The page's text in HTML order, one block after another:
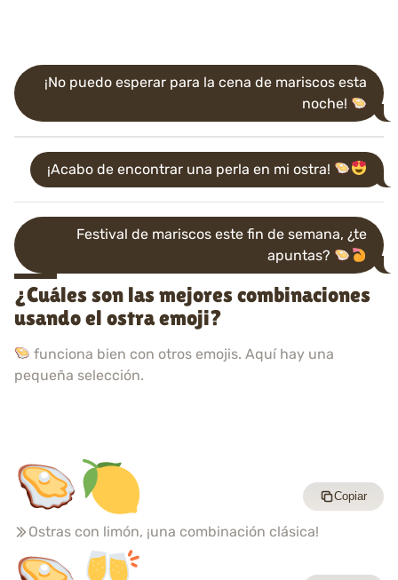
¡No puedo esperar para la cena de mariscos esta
noche!
¡Acabo de encontrar una perla en mi ostra!
Festival de mariscos este fin de semana, ¿te
apuntas?
¿Cuáles son las mejores combinaciones
usando el ostra emoji?
funciona bien con otros emojis. Aquí hay una
pequeña selección.
Ostras con limón, ¡una combinación clásica!
Copiar